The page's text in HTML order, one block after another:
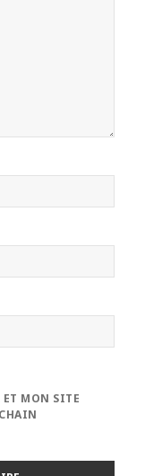
MON SITE